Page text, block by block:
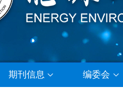
期刊信息 编委会